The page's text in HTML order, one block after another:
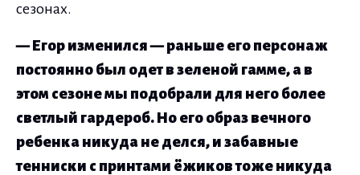
сезонах.
— Егор изменился — раньше его персонаж
постоянно был одет в зеленой гамме, а в
этом сезоне мы подобрали для него более
светлый гардероб. Но его образ вечного
ребенка никуда не делся, и забавные
тенниски с принтами ёжиков тоже никуда